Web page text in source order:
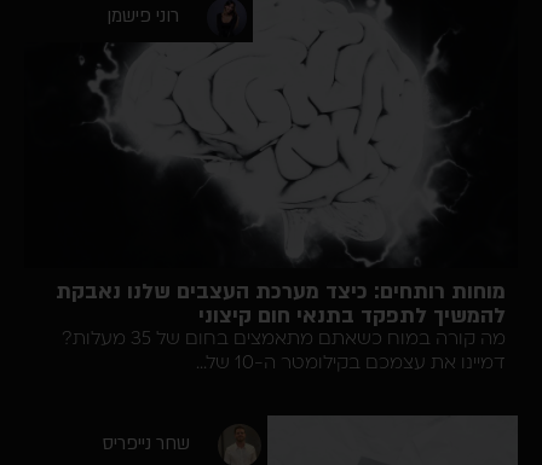
רוני פישמן
רותחים: כיצד מערכת העצבים שלנו נאבקת
לתפקד בתנאי חום קיצוני
מה קורה במוח כשאתם מתאמצים בחום של 35 מעלות?
את עצמכם בקילומטר ה-10 של...
שחר נייפריס